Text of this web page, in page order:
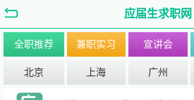
应届生求职网
全职推荐 兼职实习 宣讲会
北京 上海 广州